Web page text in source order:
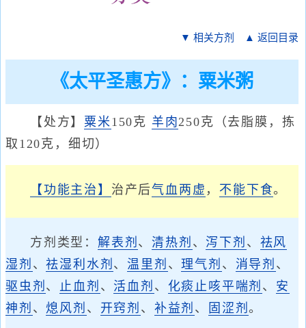
▼ 相关方剂 ▲ 返回目录
《太平圣惠方》：粟米粥
【处方】 粟米150克 羊肉250克（去脂膜，拣
取120克，细切）
【功能主治】 治产后气血两虚 ， 不能下食。
方剂类型： 解表剂 、清热剂 、 泻下剂 、 祛风
湿剂 、祛湿利水剂 、温里剂 、理气剂 、 消导剂 、
驱虫剂 、 止血剂 、 活血剂 、 化痰止咳平喘剂 、 安
神剂 、熄风剂 、 开窍剂 、 补益剂 、 固涩剂。